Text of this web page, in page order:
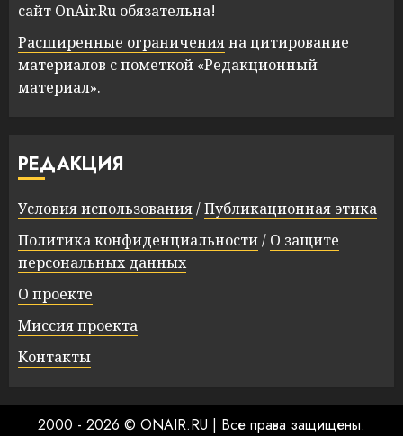
сайт OnAir.Ru обязательна!
Расширенные ограниченияна цитирование
материалов с пометкой «Редакционный
материал».
РЕДАКЦИЯ
Условия использования/Публикационная этика
Политика конфиденциальности/ О защите
персональных данных
О проекте
Миссия проекта
Контакты
2000 - 2026 © ONAIR.RU | Все права защищены.